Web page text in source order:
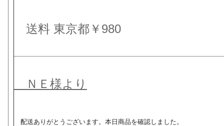
送料 東京都￥980
ＮＥ様より
配送ありがとうございます。本日商品を確認しました。